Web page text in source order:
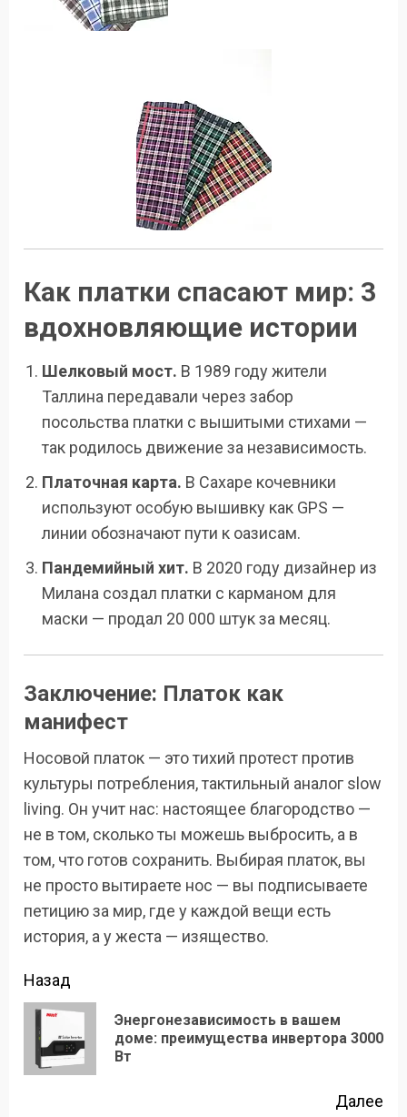
Как платки спасают мир: 3
вдохновляющие истории
Шелковый мост. В 1989 году жители
Таллина передавали через забор
посольства платки с вышитыми стихами —
так родилось движение за независимость.
Платочная карта. В Сахаре кочевники
используют особую вышивку как GPS —
линии обозначают пути к оазисам.
Пандемийный хит. В 2020 году дизайнер из
Милана создал платки с карманом для
маски — продал 20 000 штук за месяц.
Заключение: Платок как
манифест
Носовой платок — это тихий протест против
культуры потребления, тактильный аналог slow
living. Он учит нас: настоящее благородство —
не в том, сколько ты можешь выбросить, а в
том, что готов сохранить. Выбирая платок, вы
не просто вытираете нос — вы подписываете
петицию за мир, где у каждой вещи есть
история, а у жеста — изящество.
Продолжить
чтение
Назад
Энергонезависимость в вашем
доме: преимущества инвертора 3000
Вт
Далее